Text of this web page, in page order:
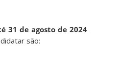
31 de agosto de 2024
são: